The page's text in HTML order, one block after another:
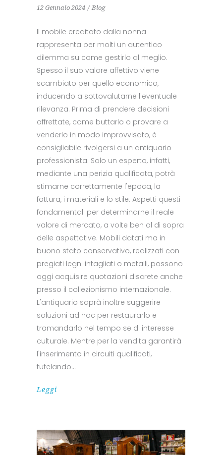
12 Gennaio 2024 Blog
Il mobile ereditato dalla nonna
rappresenta per molti un autentico
dilemma su come gestirlo al meglio.
Spesso il suo valore affettivo viene
scambiato per quello economico,
inducendo a sottovalutarne l'eventuale
rilevanza. Prima di prendere decisioni
affrettate, come buttarlo o provare a
venderlo in modo improvvisato, è
consigliabile rivolgersi a un antiquario
professionista. Solo un esperto, infatti,
mediante una perizia qualificata, potrà
stimarne correttamente l'epoca, la
fattura, i materiali e lo stile. Aspetti questi
fondamentali per determinarne il reale
valore di mercato, a volte ben al di sopra
delle aspettative. Mobili datati ma in
buono stato conservativo, realizzati con
pregiati legni intagliati o metalli, possono
oggi acquisire quotazioni discrete anche
presso il collezionismo internazionale.
L'antiquario saprà inoltre suggerire
soluzioni ad hoc per restaurarlo e
tramandarlo nel tempo se di interesse
culturale. Mentre per la vendita garantirà
l'inserimento in circuiti qualificati,
tutelando
Leggi